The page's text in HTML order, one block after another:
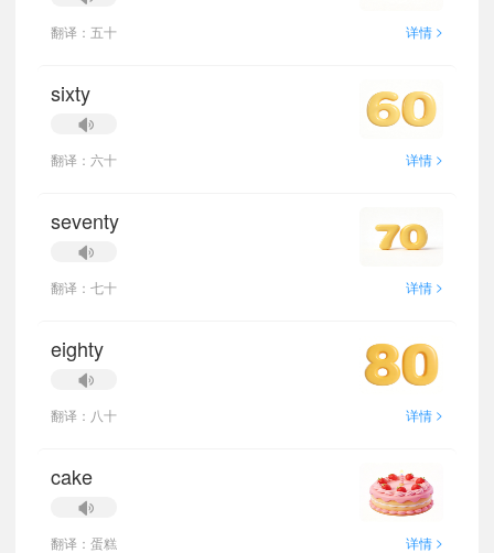
翻译：五十 详情 >
sixty
翻译：六十 详情 >
seventy
翻译：七十 详情 >
eighty
翻译：八十 详情 >
cake
翻译：蛋糕 详情 >